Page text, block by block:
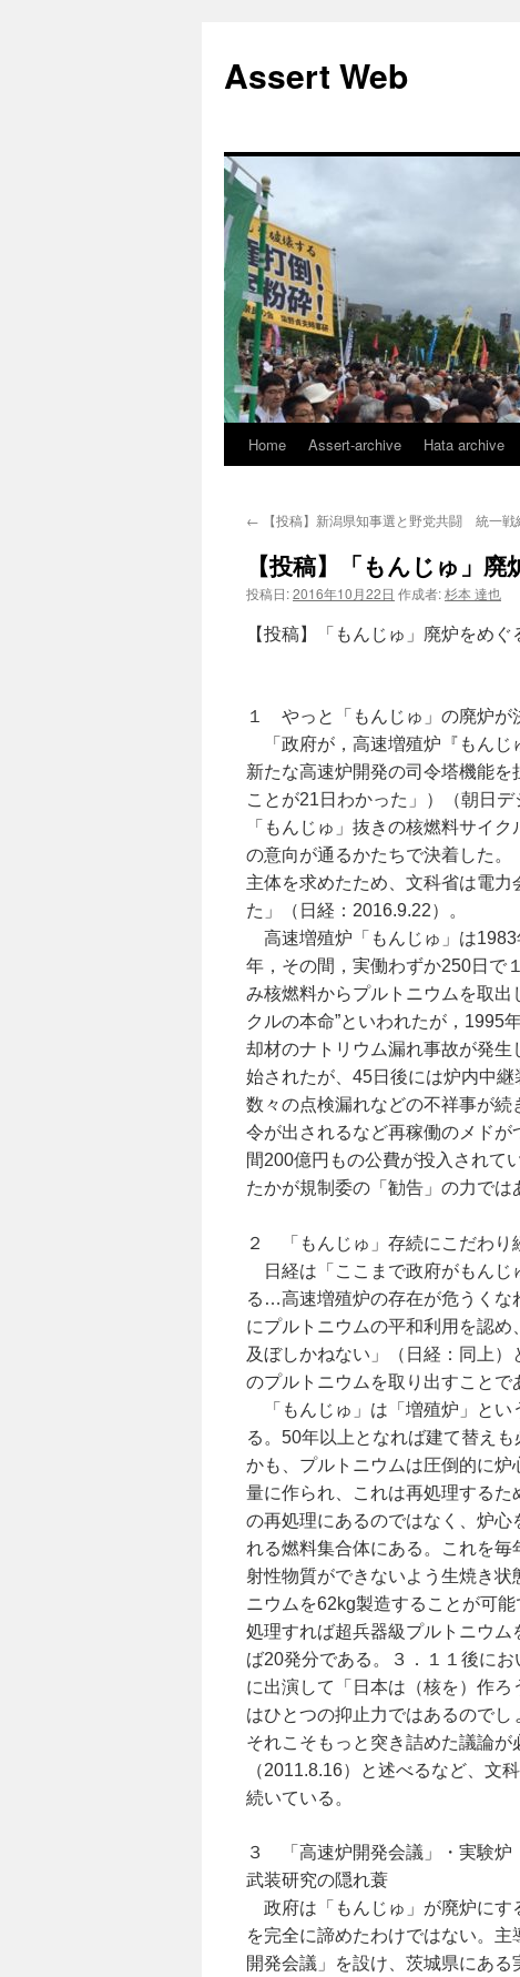
テ
ン
ス
キ
ッ
プ
Assert Web
Home Assert-archive Hata archive
← 【投稿】新潟県知事選と野党共闘 統一戦
【投稿】「もんじゅ」
投稿日:2016年10月22日 作成者:杉本 達也
【投稿】「もんじゅ」廃炉をめぐ
福井
１ やっと「もんじゅ」の廃炉が
「政府が，高速増殖炉『もんじ
新たな高速炉開発の司令塔機能
ことが21日わかった」）（朝日
「もんじゅ」抜きの核燃料サイ
の意向が通るかたちで決着した
主体を求めたため、文科省は電
た」（日経：2016.9.22）。
高速増殖炉「もんじゅ」は
年，その間，実働わずか250日で
み核燃料からプルトニウムを取出
クルの本命”といわれたが，1995
却材のナトリウム漏れ事故が発
始されたが、45日後には炉内中
数々の点検漏れなどの不祥事が
令が出されるなど再稼働のメド
間200億円もの公費が投入されて
たかが規制委の「勧告」の力では
２ 「もんじゅ」存続にこだわり
日経は「ここまで政府がもんじ
る…高速増殖炉の存在が危うくな
にプルトニウムの平和利用を認
及ぼしかねない」（日経：同上
のプルトニウムを取り出すことで
「もんじゅ」は「増殖炉」とい
る。50年以上となれば建て替え
かも、プルトニウムは圧倒的に
量に作られ、これは再処理する
の再処理にあるのではなく、炉
れる燃料集合体にある。これを
射性物質ができないよう生焼き
ニウムを62kg製造することが可
処理すれば超兵器級プルトニウ
ば20発分である。３．１１後に
に出演して「日本は（核を）作
はひとつの抑止力ではあるのでし
それこそもっと突き詰めた議論が
（2011.8.16）と述べるなど、文
続いている。
３ 「高速炉開発会議」・実験炉
武装研究の隠れ蓑
政府は「もんじゅ」が廃炉にす
を完全に諦めたわけではない。
開発会議」を設け、茨城県にあ